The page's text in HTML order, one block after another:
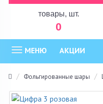
товары, шт.
0
Toggle
navigation
МЕНЮ АКЦИИ
Фольгированные шары